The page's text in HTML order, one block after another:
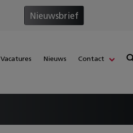
Nieuwsbrief
Vacatures Nieuws Contact